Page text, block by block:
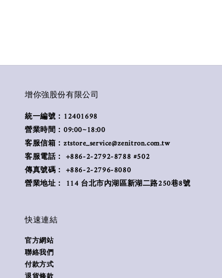
增你強股份有限公司
統一編號：12401698
營業時間：09:00~18:00
客服信箱：ztstore_service@zenitron.com.tw
客服電話： +886-2-2792-8788 #502
傳真號碼： +886-2-2796-8080
營業地址： 114 台北市內湖區新湖二路250巷8號
快速連結
官方網站
聯絡我們
付款方式